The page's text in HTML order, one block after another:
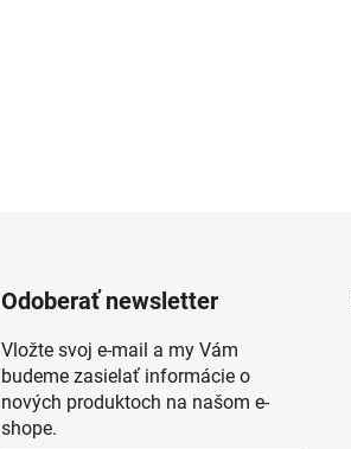
Odoberať newsletter
Vložte svoj e-mail a my Vám
budeme zasielať informácie o
nových produktoch na našom e-
shope.